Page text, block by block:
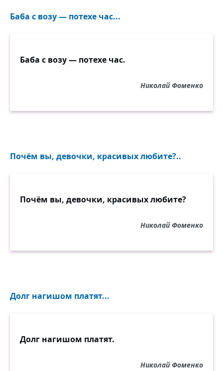
Баба с возу — потехе час...
Баба с возу — потехе час.
Николай Фоменко
Почём вы, девочки, красивых любите?..
Почём вы, девочки, красивых любите?
Николай Фоменко
Долг нагишом платят...
Долг нагишом платят.
Николай Фоменко